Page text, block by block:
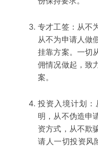
专才工签：从不
从不为申请人做
挂靠方案。一切
佣情况做起，致
案。
投资入境计划
明，从不伪造申
资方式，从不欺
请人一切投资风